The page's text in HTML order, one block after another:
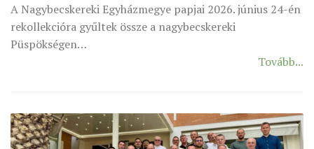
KÖZPONTI ESPERESSÉG
DÉLI ESPERESSÉG
ORGANIGRAMMA
A Nagybecskereki Egyházmegye papjai 2026. június 24-én
rekollekcióra gyűltek össze a nagybecskereki
Püspökségen…
Tovább...